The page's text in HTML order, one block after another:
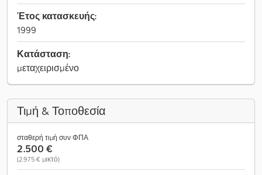
Έτος κατασκευής:
1999
Κατάσταση:
μεταχειρισμένο
Τιμή & Τοποθεσία
σταθερή τιμή συν ΦΠΑ
2.500 €
(2.975 € μικτό)